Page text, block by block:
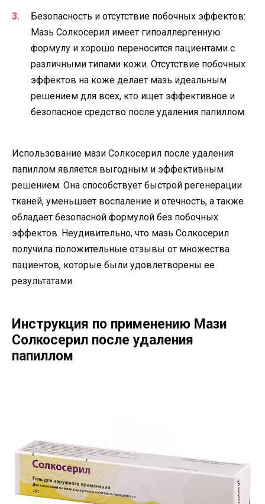
Безопасность и отсутствие побочных эффектов:
Мазь Солкосерил имеет гипоаллергенную
формулу и хорошо переносится пациентами с
различными типами кожи. Отсутствие побочных
эффектов на коже делает мазь идеальным
решением для всех, кто ищет эффективное и
безопасное средство после удаления папиллом.
Использование мази Солкосерил после удаления
папиллом является выгодным и эффективным
решением. Она способствует быстрой регенерации
тканей, уменьшает воспаление и отечность, а также
обладает безопасной формулой без побочных
эффектов. Неудивительно, что мазь Солкосерил
получила положительные отзывы от множества
пациентов, которые были удовлетворены ее
результатами.
Инструкция по применению Мази
Солкосерил после удаления
папиллом